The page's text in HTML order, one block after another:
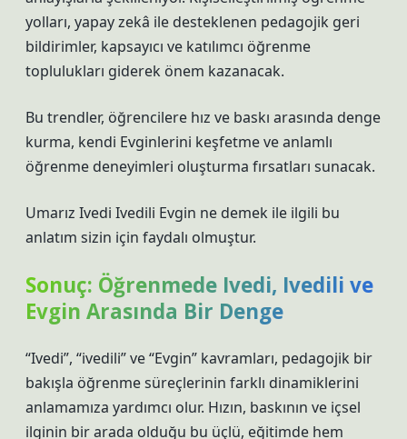
yolları, yapay zekâ ile desteklenen pedagojik geri
bildirimler, kapsayıcı ve katılımcı öğrenme
toplulukları giderek önem kazanacak.
Bu trendler, öğrencilere hız ve baskı arasında denge
kurma, kendi Evginlerini keşfetme ve anlamlı
öğrenme deneyimleri oluşturma fırsatları sunacak.
Umarız Ivedi Ivedili Evgin ne demek ile ilgili bu
anlatım sizin için faydalı olmuştur.
Sonuç: Öğrenmede Ivedi, Ivedili ve
Evgin Arasında Bir Denge
“Ivedi”, “ivedili” ve “Evgin” kavramları, pedagojik bir
bakışla öğrenme süreçlerinin farklı dinamiklerini
anlamamıza yardımcı olur. Hızın, baskının ve içsel
ilginin bir arada olduğu bu üçlü, eğitimde hem